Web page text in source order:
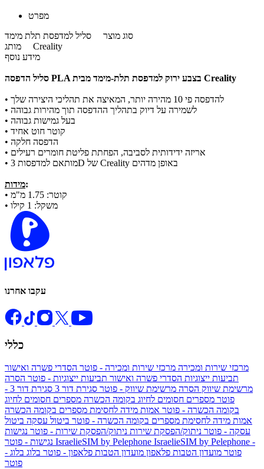
מפרט
סוג מוצר סליל למדפסת תלת מימד
מותג Creality
מידע נוסף
סליל הדפסה PLA בצבע ירוק למדפסת תלת-מימד מבית Creality
• להדפסה פי 10 מהירה יותר, המאיצה את תהליכי היצירה שלך
• לשמירה על דיוק בתהליך ההדפסה תוך מהירות גבוהה
• בעל גמישות גבוהה
• קוטר חוט אחיד
• הדפסה חלקה
• אריזה ידידותית לסביבה, הפחתת פליטת חומרים רעילים
• מותאם למדפסות 3D של Creality באופן מדהים
מידות:
• קוטר: 1.75 מ"מ
• משקל: 1 קילו
עקבו אחרנו
כללי
מרכזי שירות ומכירה מרכזי שירות ומכירה - פוטר הסדרי פשרה ואישור
תביעות ייצוגיות הסדרי פשרה ואישור תביעות ייצוגיות - פוטר הסרה
מרשימת שיווק הסרה מרשימת שיווק - פוטר סגירת דור 3
סגירת דור 3 -
פוטר מספרים חסומים לחיוג בקומה הכשרה מספרים חסומים לחיוג
בקומה הכשרה - פוטר אמות מידה לחסימת מספרים בקומה הכשרה
אמות מידה לחסימת מספרים בקומה הכשרה - פוטר ביטול עסקה ביטול
עסקה - פוטר ניתוק/הפסקת שירות ניתוק/הפסקת שירות - פוטר נגישות
IsraelieSIM by Pelephone IsraelieSIM by Pelephone -
פוטר מועדון הטבות פלאפון מועדון הטבות פלאפון - פוטר בלוג בלוג -
פוטר